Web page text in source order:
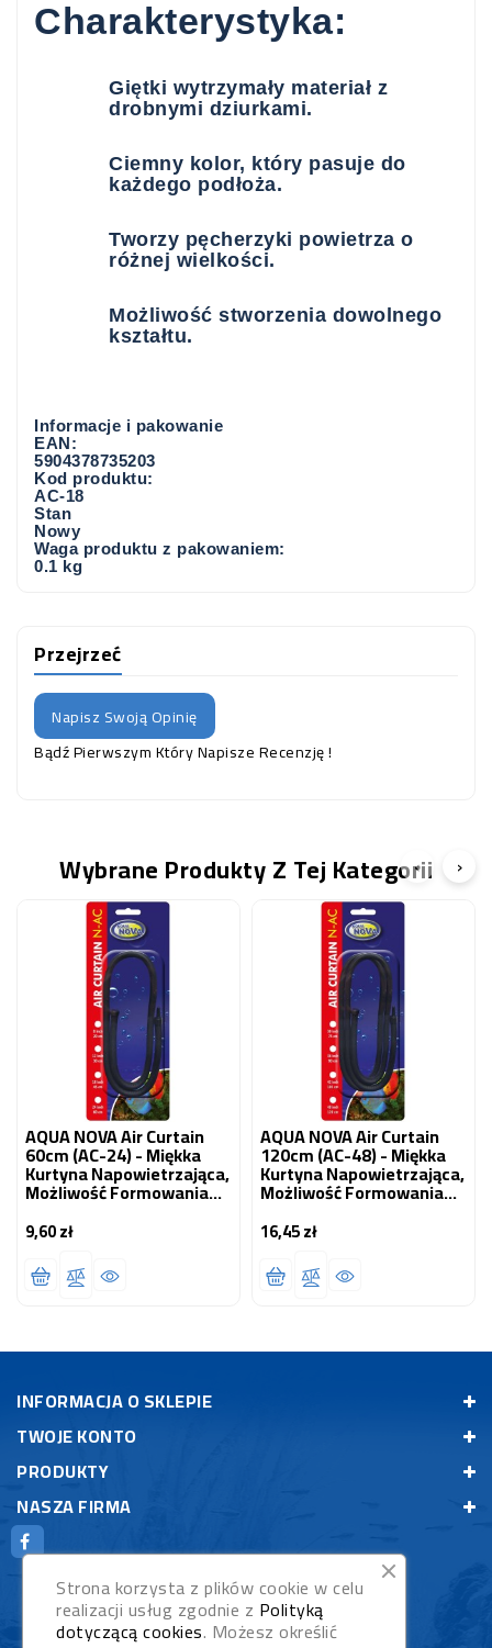
Charakterystyka:
Giętki wytrzymały materiał z
drobnymi dziurkami.
Ciemny kolor, który pasuje do
każdego podłoża.
Tworzy pęcherzyki powietrza o
różnej wielkości.
Możliwość stworzenia dowolnego
kształtu.
Informacje i pakowanie
EAN:
5904378735203
Kod produktu:
AC-18
Stan
Nowy
Waga produktu z pakowaniem:
0.1 kg
Przejrzeć
Napisz Swoją Opinię
Bądź Pierwszym Który Napisze Recenzję !
Wybrane Produkty Z Tej Kategorii
AQUA NOVA Air Curtain
60cm (AC-24) - Miękka
Kurtyna Napowietrzająca,
Możliwość Formowania
Dowolnego Kształtu
9,60 złCena
AQUA NOVA Air Curtain
120cm (AC-48) - Miękka
Kurtyna Napowietrzająca,
Możliwość Formowania
Dowolnego Kształtu
16,45 złCena
‹ ›
INFORMACJA O SKLEPIE
TWOJE KONTO
PRODUKTY
NASZA FIRMA
Strona korzysta z plików cookie w celu
realizacji usług zgodnie z Polityką
dotyczącą cookies. Możesz określić